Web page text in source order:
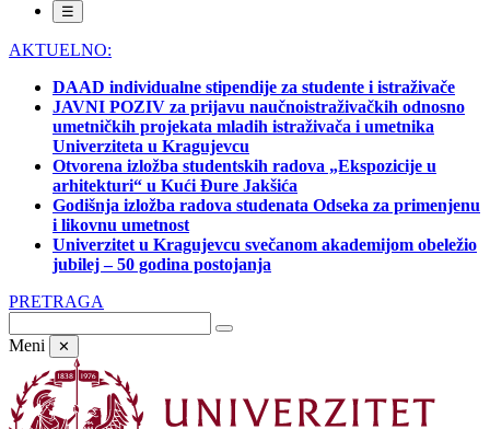
☰
AKTUELNO:
DAAD individualne stipendije za studente i istraživače
JAVNI POZIV za prijavu naučnoistraživačkih odnosno
umetničkih projekata mladih istraživača i umetnika
Univerziteta u Kragujevcu
Otvorena izložba studentskih radova „Ekspozicije u
arhitekturi“ u Kući Đure Jakšića
Godišnja izložba radova studenata Odseka za primenjenu
i likovnu umetnost
Univerzitet u Kragujevcu svečanom akademijom obeležio
jubilej – 50 godina postojanja
PRETRAGA
Meni ✕